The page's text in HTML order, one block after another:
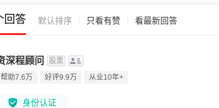
回答 默认排序 只看有赞 看最新回答
深程顾问
股票
帮助7.6万
好评9.9万 从业10年+
身份认证